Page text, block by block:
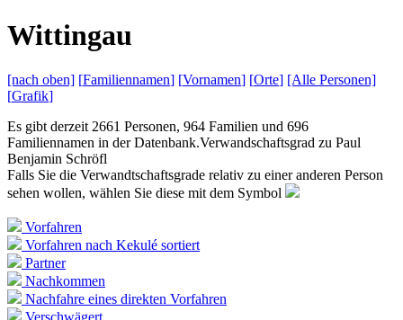
Wittingau
[nach oben] [Familiennamen] [Vornamen] [Orte] [Alle Personen]
[Grafik]
Es gibt derzeit 2661 Personen, 964 Familien und 696
Familiennamen in der Datenbank.Verwandschaftsgrad zu Paul
Benjamin Schröfl
Falls Sie die Verwandtschaftsgrade relativ zu einer anderen Person
sehen wollen, wählen Sie diese mit dem Symbol
Vorfahren
Vorfahren nach Kekulé sortiert
Partner
Nachkommen
Nachfahre eines direkten Vorfahren
Verschwägert